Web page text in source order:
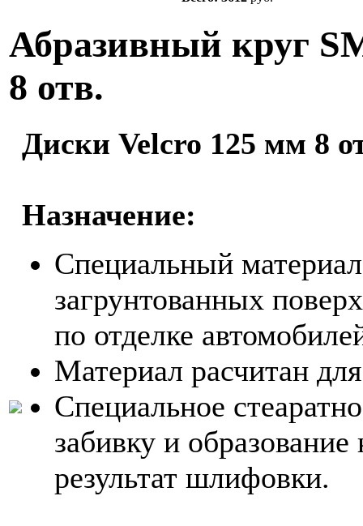
Абразивный круг
8 отв.
Диски Velcro 125 мм 8
Назначение:
Специальный
загрунтованных
по отделке
Материал расчитан
Специальное
забивку и
результат шлифовки.